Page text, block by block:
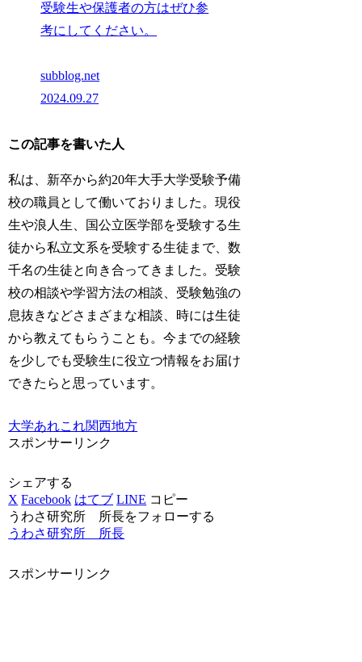
受験生や保護者の方はぜひ参
考にしてください。
subblog.net
2024.09.27
この記事を書いた人
私は、新卒から約20年大手大学受験予備
校の職員として働いておりました。現役
生や浪人生、国公立医学部を受験する生
徒から私立文系を受験する生徒まで、数
千名の生徒と向き合ってきました。受験
校の相談や学習方法の相談、受験勉強の
息抜きなどさまざまな相談、時には生徒
から教えてもらうことも。今までの経験
を少しでも受験生に役立つ情報をお届け
できたらと思っています。
大学あれこれ関西地方
スポンサーリンク
シェアする
X Facebook はてブ LINE コピー
うわさ研究所 所長をフォローする
うわさ研究所 所長
スポンサーリンク